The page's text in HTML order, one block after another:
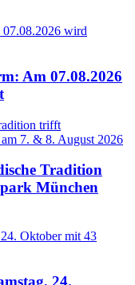
Am 07.08.2026
Tradition
München
24.